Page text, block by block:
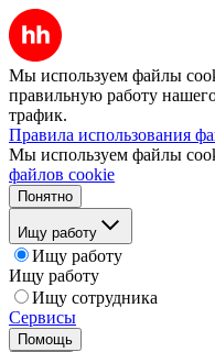
Мы используем файлы
правильную работу
трафик.
Правила использования
Мы используем файлы
файлов cookie
Понятно
Ищу работу
Ищу работу
Ищу работу
Ищу сотрудника
Сервисы
Помощь